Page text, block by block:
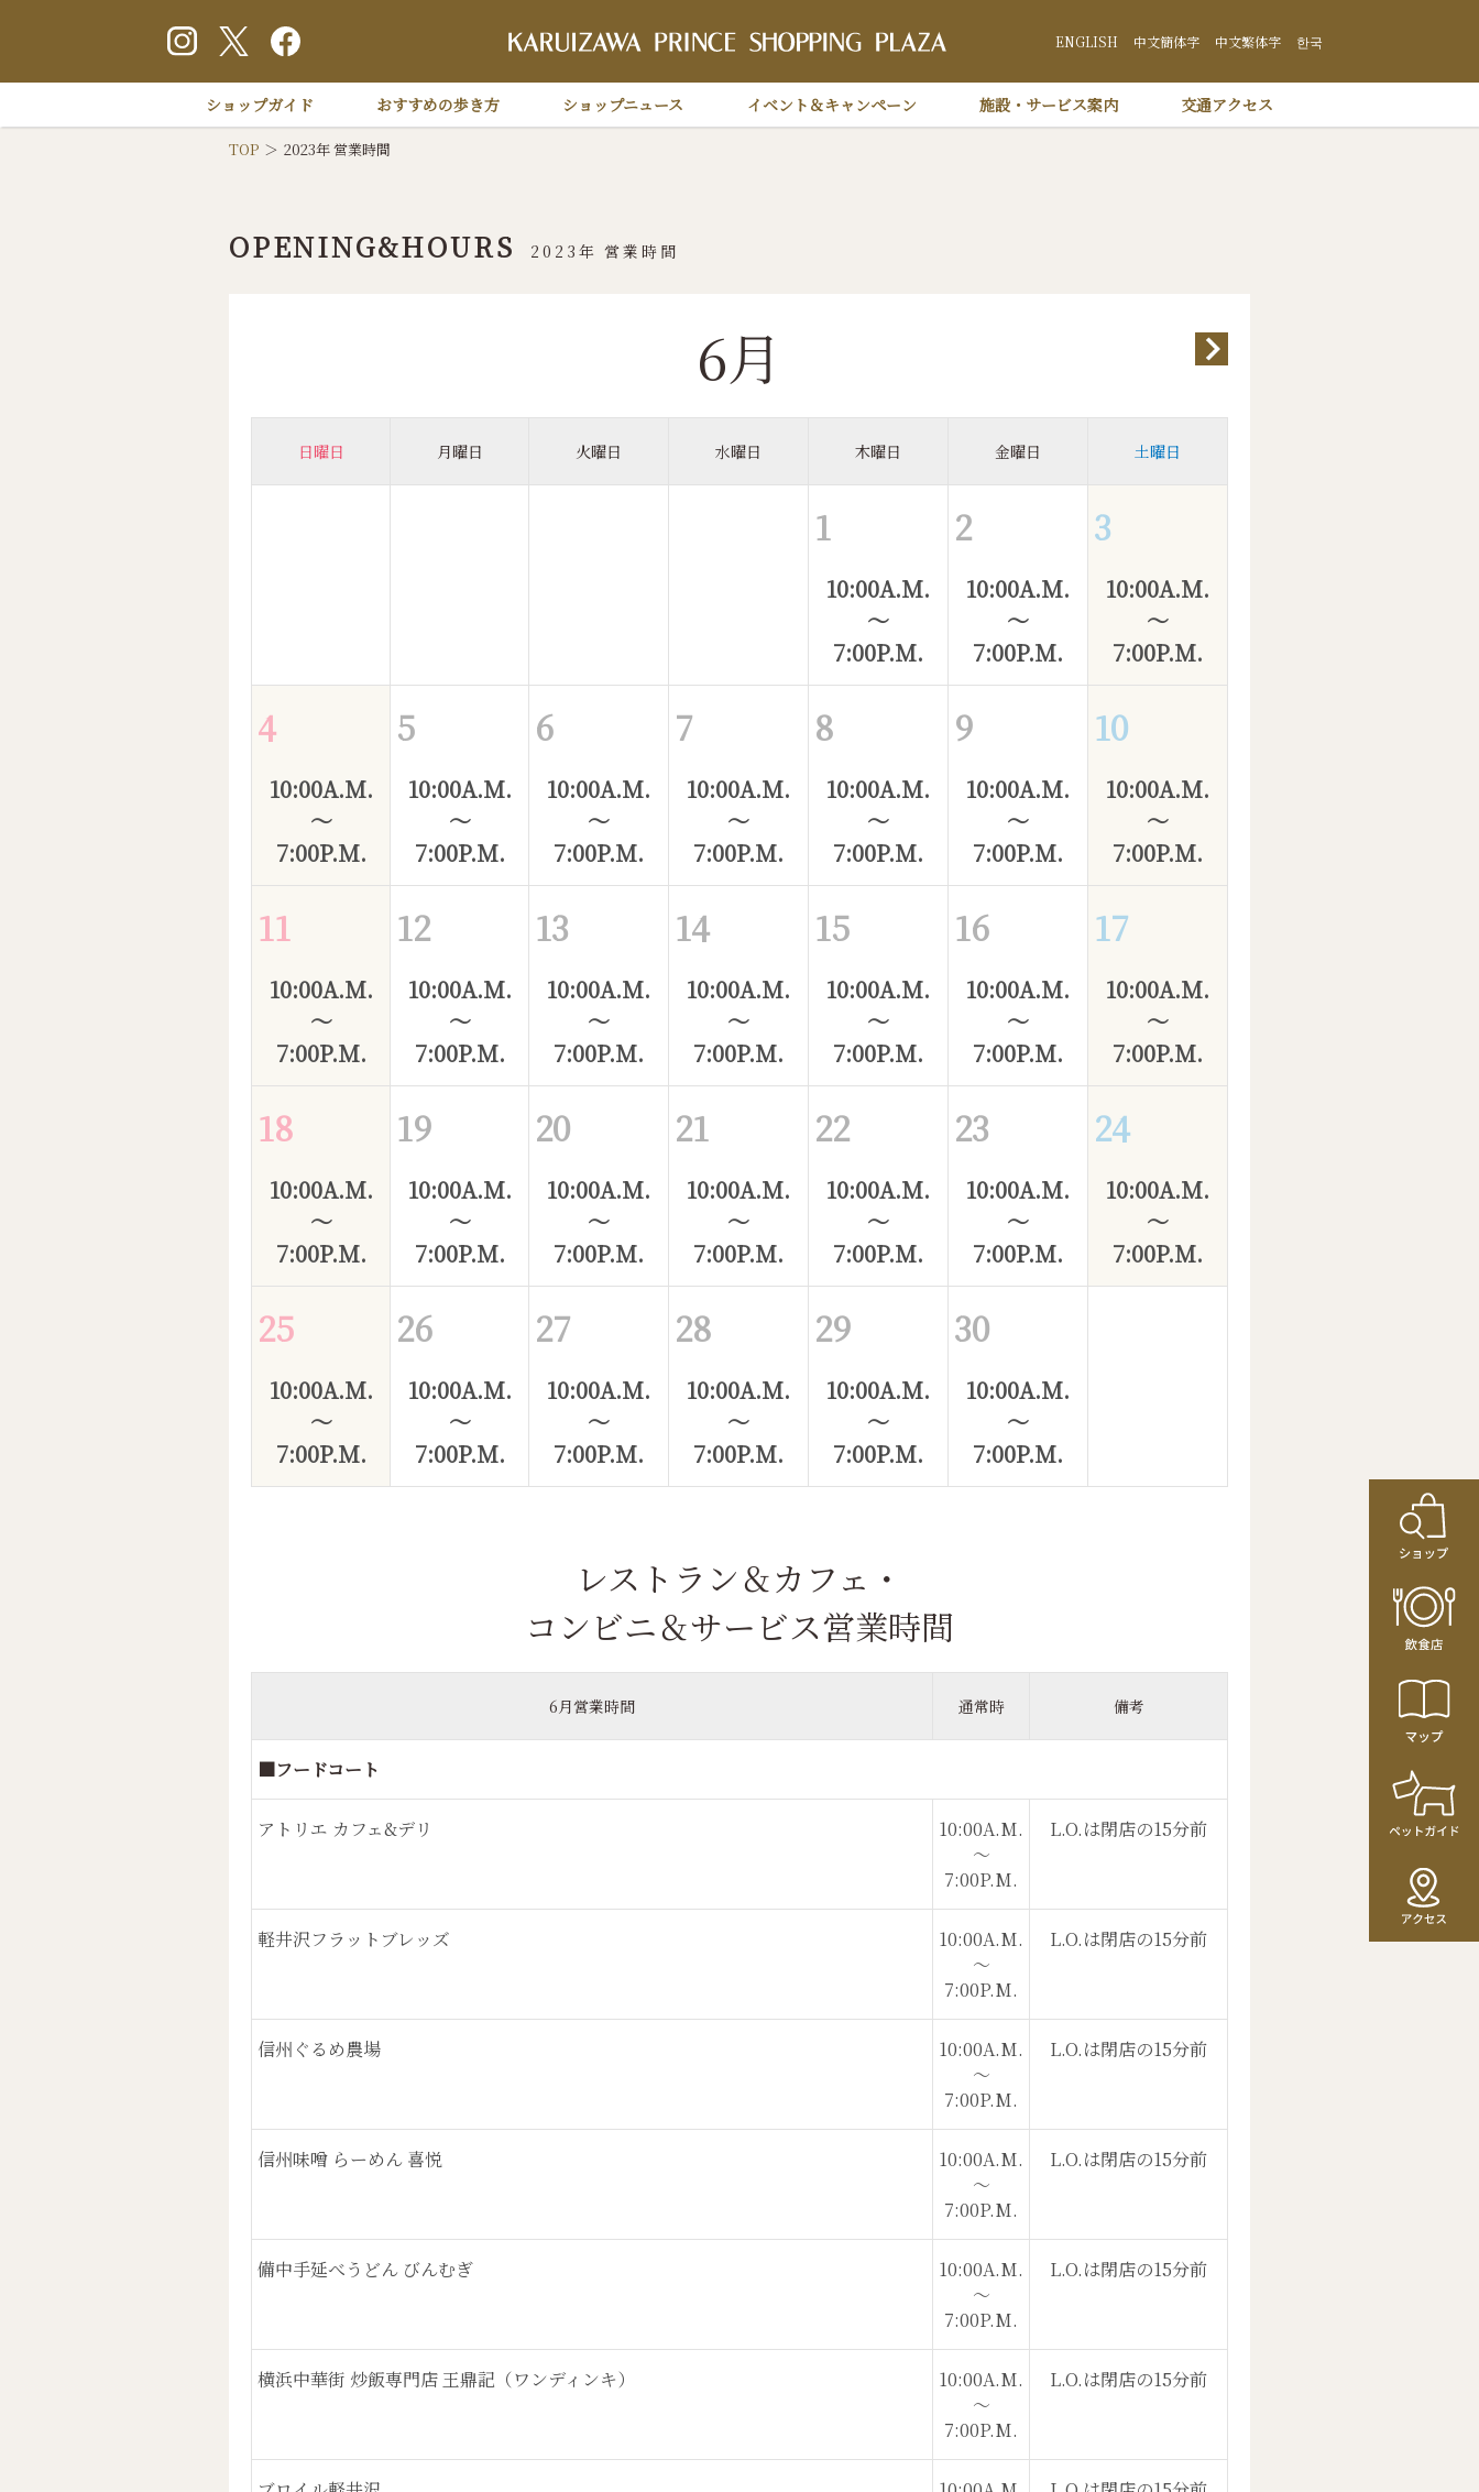
軽井沢 プリンスショッピングプラザ
ENGLISH 中文簡体字 中文繁体字 한국
ショップガイド おすすめの歩き方 ショップニュース イベント＆キャンペーン 施設・サービス案内 交通アクセス
TOP 2023年 営業時間
OPENING&HOURS 2023年 営業時間
6月
日曜日 月曜日 火曜日 水曜日 木曜日 金曜日 土曜日
1
10:00A.M.
～
7:00P.M.
2
10:00A.M.
～
7:00P.M.
3
10:00A.M.
～
7:00P.M.
4
10:00A.M.
～
7:00P.M.
5
10:00A.M.
～
7:00P.M.
6
10:00A.M.
～
7:00P.M.
7
10:00A.M.
～
7:00P.M.
8
10:00A.M.
～
7:00P.M.
9
10:00A.M.
～
7:00P.M.
10
10:00A.M.
～
7:00P.M.
11
10:00A.M.
～
7:00P.M.
12
10:00A.M.
～
7:00P.M.
13
10:00A.M.
～
7:00P.M.
14
10:00A.M.
～
7:00P.M.
15
10:00A.M.
～
7:00P.M.
16
10:00A.M.
～
7:00P.M.
17
10:00A.M.
～
7:00P.M.
18
10:00A.M.
～
7:00P.M.
19
10:00A.M.
～
7:00P.M.
20
10:00A.M.
～
7:00P.M.
21
10:00A.M.
～
7:00P.M.
22
10:00A.M.
～
7:00P.M.
23
10:00A.M.
～
7:00P.M.
24
10:00A.M.
～
7:00P.M.
25
10:00A.M.
～
7:00P.M.
26
10:00A.M.
～
7:00P.M.
27
10:00A.M.
～
7:00P.M.
28
10:00A.M.
～
7:00P.M.
29
10:00A.M.
～
7:00P.M.
30
10:00A.M.
～
7:00P.M.
レストラン＆カフェ・
コンビニ＆サービス営業時間
6月営業時間 通常時 備考
■フードコート
アトリエ カフェ&デリ
10:00A.M.
〜
7:00P.M.
L.O.は閉店の15分前
軽井沢フラットブレッズ
10:00A.M.
〜
7:00P.M.
L.O.は閉店の15分前
信州ぐるめ農場
10:00A.M.
〜
7:00P.M.
L.O.は閉店の15分前
信州味噌 らーめん 喜悦
10:00A.M.
〜
7:00P.M.
L.O.は閉店の15分前
備中手延べうどん びんむぎ
10:00A.M.
〜
7:00P.M.
L.O.は閉店の15分前
横浜中華街 炒飯専門店 王鼎記（ワンディンキ）
10:00A.M.
〜
7:00P.M.
L.O.は閉店の15分前